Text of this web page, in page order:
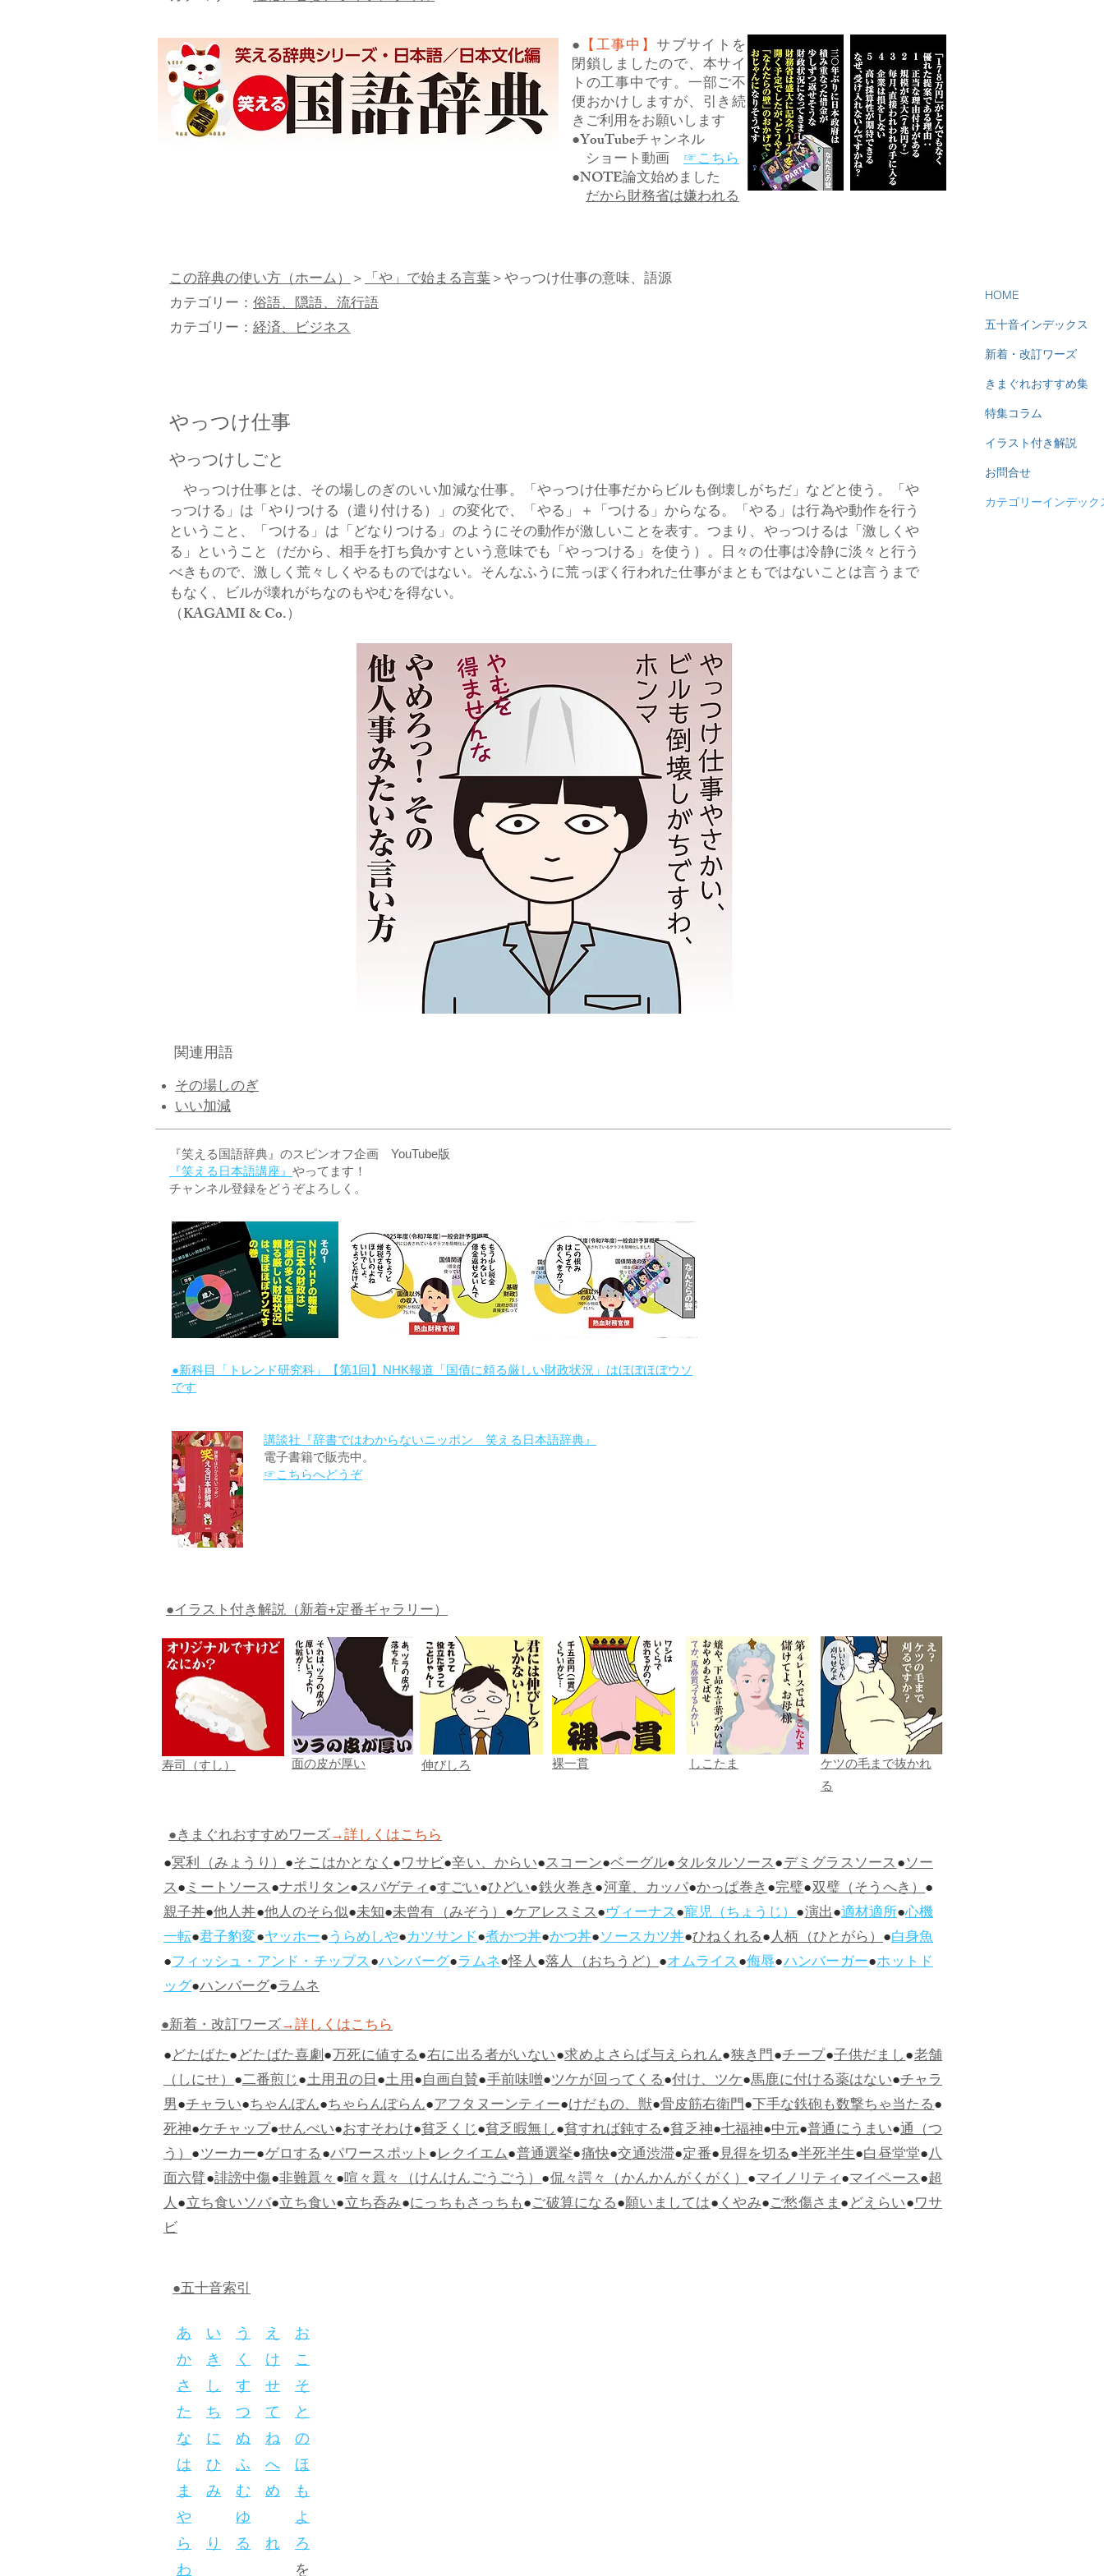
● 【工事中】サブサイトを
閉鎖しましたので、本サイ
トの工事中です。一部ご不
便おかけしますが、引き続
きご利用をお願いします
●YouTubeチャンネル
ショート動画 ☞こちら
●NOTE論文始めました
だから財務省は嫌われる
この辞典の使い方（ホーム）＞「や」で始まる言葉＞やっつけ仕事の意味、語源
カテゴリー： 俗語、隠語、流行語
カテゴリー： 経済、ビジネス
やっつけ仕事
やっつけしごと
やっつけ仕事とは、その場しのぎのいい加減な仕事。「やっつけ仕事だからビルも倒壊しがちだ」などと使う。「や
っつける」は「やりつける（遣り付ける）」の変化で、「やる」＋「つける」からなる。「やる」は行為や動作を行う
ということ、「つける」は「どなりつける」のようにその動作が激しいことを表す。つまり、やっつけるは「激しくや
る」ということ（だから、相手を打ち負かすという意味でも「やっつける」を使う）。日々の仕事は冷静に淡々と行う
べきもので、激しく荒々しくやるものではない。そんなふうに荒っぽく行われた仕事がまともではないことは言うまで
もなく、ビルが壊れがちなのもやむを得ない。
（KAGAMI & Co.）
関連用語
​その場しのぎ
いい加減
HOME
五十音インデックス
新着・改訂ワーズ
きまぐれおすすめ集
特集コラム
イラスト付き解説
お問合せ
カテゴリーインデック
『笑える国語辞典』のスピンオフ企画 YouTube版
『笑える日本語講座』 やってます！
チャンネル登録をどうぞよろしく。
●新科目「トレンド研究科」【第1回】NHK報道「国債に頼る厳しい財政状況」はほぼほぼウソ
です
講談社『辞書ではわからないニッポン 笑える日本語辞典』
電子書籍で販売中。
☞こちらへどうぞ
●イラスト付き解説（新着+定番ギャラリー）
寿司（すし） 面の皮が厚い 伸びしろ 裸一貫 しこたま
ケツの毛まで抜かれ
る
●きまぐれおすすめワーズ→詳しくはこちら
●冥利（みょうり）●そこはかとなく●ワサビ●辛い、からい●スコーン●ベーグル●タルタルソース●デミグラスソース●ソー
ス●ミートソース●ナポリタン●スパゲティ●すごい●ひどい●鉄火巻き●河童、カッパ●かっぱ巻き●完璧●双璧（そうへき）●
親子丼●他人丼●他人のそら似●未知●未曾有（みぞう）●ケアレスミス●ヴィーナス●寵児（ちょうじ）●演出●適材適所●心機
一転●君子豹変●ヤッホー●うらめしや●カツサンド●煮かつ丼●かつ丼●ソースカツ丼●ひねくれる●人柄（ひとがら）●白身魚
●フィッシュ・アンド・チップス●ハンバーグ●ラムネ●怪人●落人（おちうど）●オムライス●侮辱●ハンバーガー●ホットド
ッグ●ハンバーグ●ラムネ
●新着・改訂ワーズ→詳しくはこちら
●どたばた●どたばた喜劇●万死に値する●右に出る者がいない●求めよさらば与えられん●狭き門●チープ●子供だまし●老舗
（しにせ）●二番煎じ●土用丑の日●土用●自画自賛●手前味噌●ツケが回ってくる●付け、ツケ●馬鹿に付ける薬はない●チャラ
男●チャラい●ちゃんぽん●ちゃらんぽらん●アフタヌーンティー●けだもの、獣●骨皮筋右衛門●下手な鉄砲も数撃ちゃ当たる●
死神●ケチャップ●せんべい●おすそわけ●貧乏くじ●貧乏暇無し●貧すれば鈍する●貧乏神●七福神●中元●普通にうまい●通（つ
う）●ツーカー●ゲロする●パワースポット●レクイエム●普通選挙●痛快●交通渋滞●定番●見得を切る●半死半生●白昼堂堂●八
面六臂●誹謗中傷●非難囂々●喧々囂々（けんけんごうごう）●侃々諤々（かんかんがくがく）●マイノリティ●マイペース●超
人●立ち食いソバ●立ち食い●立ち呑み●にっちもさっちも●ご破算になる●願いましては●くやみ●ご愁傷さま●どえらい●ワサ
ビ
●五十音索引
あ い う え お
か き く け こ
さ し す せ そ
た ち つ て と
な に ぬ ね の
は ひ ふ へ ほ
ま み む め も
や
ゆ
よ
ら り る れ ろ